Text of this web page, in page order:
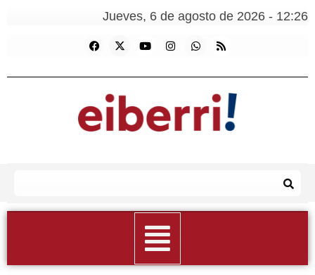
Jueves, 6 de agosto de 2026 - 12:26